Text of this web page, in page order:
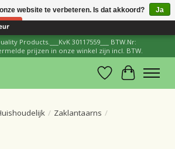
Reviews ×
Products.___KvK 30117559___ BTW.Nr:
prijzen in onze winkel zijn incl. BTW.
Verlanglijst
/ Zaklantaarns /
website te verbeteren. Is dat akkoord?
Ja
Nee